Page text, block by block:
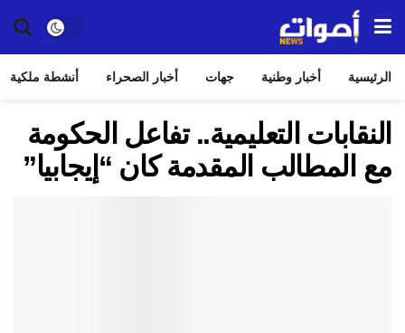
الرئيسية أخبار وطنية جهات أخبار الصحراء أنشطة ملكية
النقابات التعليمية.. تفاعل الحكومة
مع المطالب المقدمة كان “إيجابيا”